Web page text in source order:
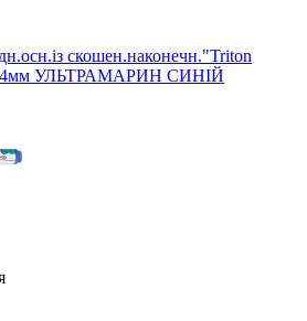
скошен.наконечн."Triton
4мм УЛЬТРАМАРИН СИНІЙ